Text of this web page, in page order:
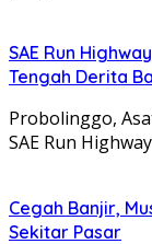
SAE Run
Tengah Derita
Probolinggo,
SAE Run
Cegah Banjir,
Sekitar Pasar